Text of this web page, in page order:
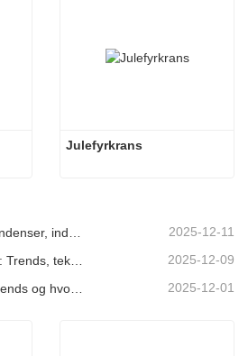
Julefyrkrans
2025-12-11
2025-12-09
Globale juledekorationstrends og hvorfor Christmas Queen fortsat fører an på markedet 2025-12-01